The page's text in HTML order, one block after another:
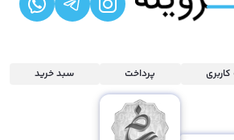
پرداخت سبد خرید